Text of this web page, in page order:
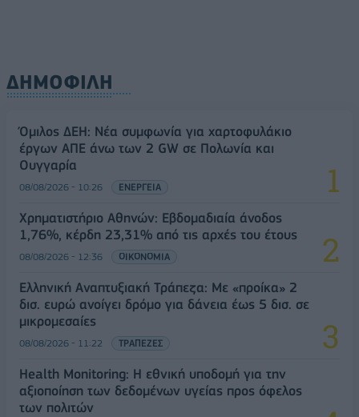
ΔΗΜΟΦΙΛΗ
Όμιλος ΔΕΗ: Νέα συμφωνία για χαρτοφυλάκιο
έργων ΑΠΕ άνω των 2 GW σε Πολωνία και
Ουγγαρία
08/08/2026 - 10:26 ΕΝΕΡΓΕΙΑ
Χρηματιστήριο Αθηνών: Εβδομαδιαία άνοδος
1,76%, κέρδη 23,31% από τις αρχές του έτους
08/08/2026 - 12:36 ΟΙΚΟΝΟΜΙΑ
Ελληνική Αναπτυξιακή Τράπεζα: Με «προίκα» 2
δισ. ευρώ ανοίγει δρόμο για δάνεια έως 5 δισ. σε
μικρομεσαίες
08/08/2026 - 11:22 ΤΡΑΠΕΖΕΣ
Health Monitoring: Η εθνική υποδομή για την
αξιοποίηση των δεδομένων υγείας προς όφελος
των πολιτών